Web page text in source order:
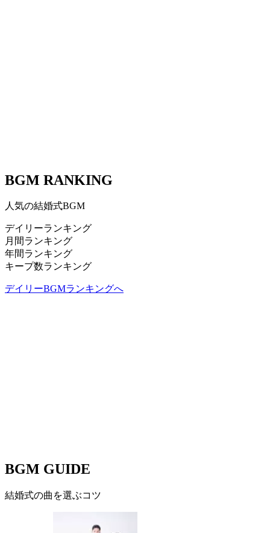
BGM RANKING
人気の結婚式BGM
デイリーランキング
月間ランキング
年間ランキング
キープ数ランキング
デイリーBGMランキングへ
BGM GUIDE
結婚式の曲を選ぶコツ